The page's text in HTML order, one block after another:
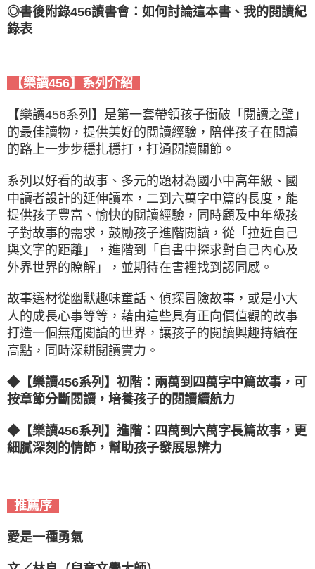
◎書後附錄456讀書會：如何討論這本書、我的閱讀紀
錄表
【樂讀456】系列介紹
【樂讀456系列】是第一套帶領孩子衝破「閱讀之壁」
的最佳讀物，提供美好的閱讀經驗，陪伴孩子在閱讀
的路上一步步穩扎穩打，打通閱讀關節。
系列以好看的故事、多元的題材為國小中高年級、國
中讀者設計的延伸讀本，二到六萬字中篇的長度，能
提供孩子豐富、愉快的閱讀經驗，同時顧及中年級孩
子對故事的需求，鼓勵孩子進階閱讀，從「拉近自己
與文字的距離」，進階到「自書中探求對自己內心及
外界世界的瞭解」，並期待在書裡找到認同感。
故事選材從幽默趣味童話、偵探冒險故事，或是小大
人的成長心事等等，藉由這些具有正向價值觀的故事
打造一個無痛閱讀的世界，讓孩子的閱讀興趣持續在
高點，同時深耕閱讀實力。
◆【樂讀456系列】初階：兩萬到四萬字中篇故事，可
按章節分斷閱讀，培養孩子的閱讀續航力
◆【樂讀456系列】進階：四萬到六萬字長篇故事，更
細膩深刻的情節，幫助孩子發展思辨力
推薦序
愛是一種勇氣